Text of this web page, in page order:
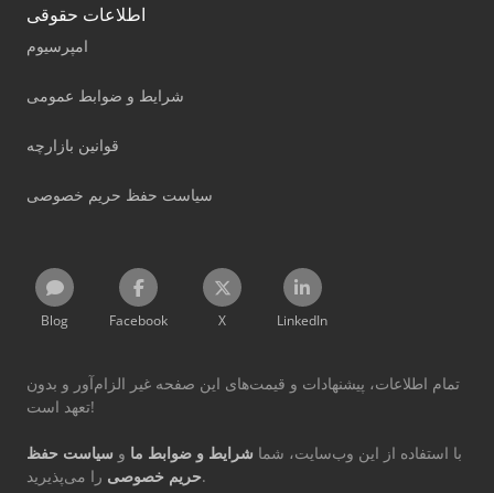
اطلاعات حقوقی
امپرسیوم
شرایط و ضوابط عمومی
قوانین بازارچه
سیاست حفظ حریم خصوصی
Blog Facebook X LinkedIn
تمام اطلاعات، پیشنهادات و قیمت‌های این صفحه غیر الزام‌آور و بدون
تعهد است!
با استفاده از این وب‌سایت، شما شرایط و ضوابط ما و سیاست حفظ
حریم خصوصیرا می‌پذیرید.